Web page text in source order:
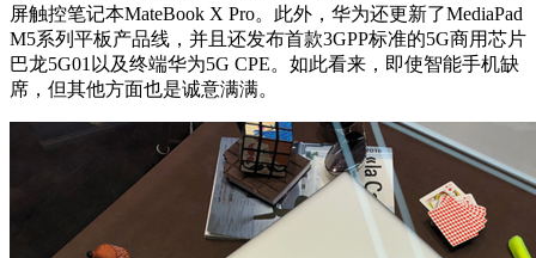
屏触控笔记本MateBook X Pro。此外，华为还更新了MediaPad
M5系列平板产品线，并且还发布首款3GPP标准的5G商用芯片
巴龙5G01以及终端华为5G CPE。如此看来，即使智能手机缺
席，但其他方面也是诚意满满。